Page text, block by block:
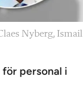
Nyberg, Ismail
personal i